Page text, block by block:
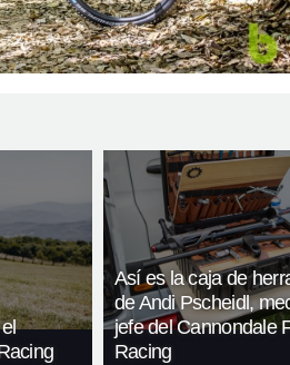
Así es la caja de
de Andi Pscheidl,
jefe del Cannondale
Racing